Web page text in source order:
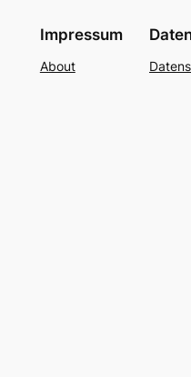
Impressum
About